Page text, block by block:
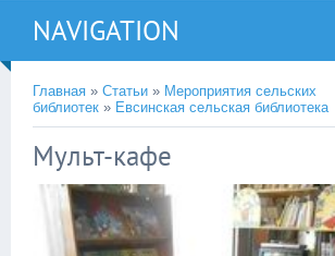
NAVIGATION
Главная » Статьи » Мероприятия сельских
библиотек » Евсинская сельская библиотека
Мульт-кафе